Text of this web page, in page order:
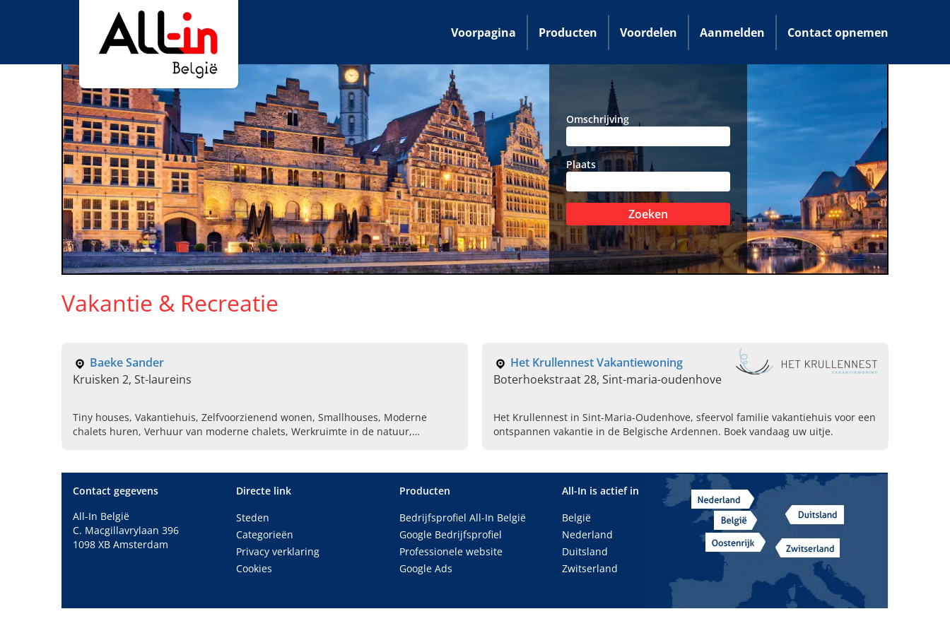
Voorpagina Producten Voordelen Aanmelden Contact opnemen
Omschrijving
Plaats
Zoeken
Vakantie & Recreatie
Baeke Sander
Kruisken 2, St-laureins
Tiny houses, Vakantiehuis, Zelfvoorzienend wonen, Smallhouses, Moderne
chalets huren, Verhuur van moderne chalets, Werkruimte in de natuur,
Het Krullennest Vakantiewoning
Boterhoekstraat 28, Sint-maria-oudenhove
Het Krullennest in Sint-Maria-Oudenhove, sfeervol familie vakantiehuis voor een
ontspannen vakantie in de Belgische Ardennen. Boek vandaag uw uitje.
Contact gegevens
All-In België
C. Macgillavrylaan 396
1098 XB Amsterdam
Directe link
Steden
Categorieën
Privacy verklaring
Cookies
Producten
Bedrijfsprofiel All-In België
Google Bedrijfsprofiel
Professionele website
Google Ads
All-In is actief in
België
Nederland
Duitsland
Zwitserland